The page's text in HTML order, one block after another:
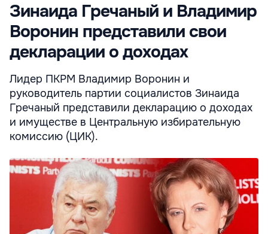
Зинаида Гречаный и Владимир
Воронин представили свои
декларации о доходах
Лидер ПКРМ Владимир Воронин и
руководитель партии социалистов Зинаида
Гречаный представили декларацию о доходах
и имуществе в Центральную избирательную
комиссию (ЦИК).